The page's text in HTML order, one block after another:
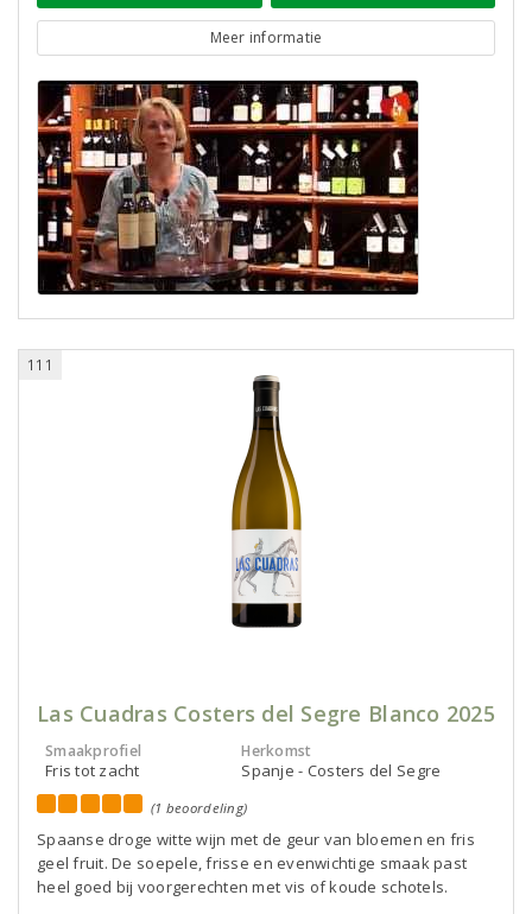
Meer informatie
111
Las Cuadras Costers del Segre Blanco 2025
Smaakprofiel
Fris tot zacht
Herkomst
Spanje - Costers del Segre
(1 beoordeling)
Spaanse droge witte wijn met de geur van bloemen en fris
geel fruit. De soepele, frisse en evenwichtige smaak past
heel goed bij voorgerechten met vis of koude schotels.